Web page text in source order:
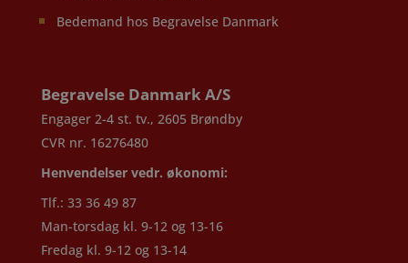
Bedemand hos Begravelse Danmark
Begravelse Danmark A/S
Engager 2-4 st. tv., 2605 Brøndby
CVR nr. 16276480
Henvendelser vedr. økonomi:
Tlf.: 33 36 49 87
Man-torsdag kl. 9-12 og 13-16
Fredag kl. 9-12 og 13-14